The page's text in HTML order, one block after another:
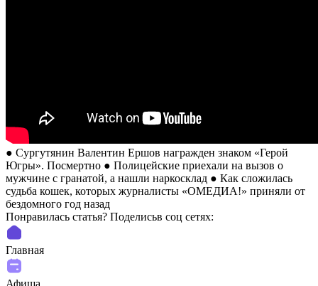
● Сургутянин Валентин Ершов награжден знаком «Герой
Югры». Посмертно ● Полицейские приехали на вызов о
мужчине с гранатой, а нашли наркосклад ● Как сложилась
судьба кошек, которых журналисты «ОМЕДИА!» приняли от
бездомного год назад
Понравилась статья? Поделиcьв соц сетях:
Главная
Афиша